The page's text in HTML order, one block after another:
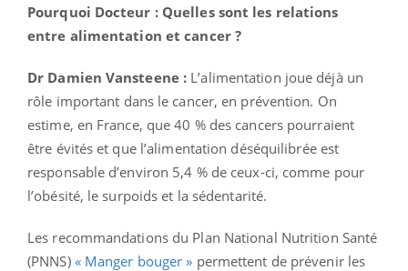
Pourquoi Docteur : Quelles sont les relations
entre alimentation et cancer ?
Dr Damien Vansteene : L’alimentation joue déjà un
rôle important dans le cancer, en prévention. On
estime, en France, que 40 % des cancers pourraient
être évités et que l’alimentation déséquilibrée est
responsable d’environ 5,4 % de ceux-ci, comme pour
l’obésité, le surpoids et la sédentarité.
Les recommandations du Plan National Nutrition Santé
(PNNS) « Manger bouger » permettent de prévenir les